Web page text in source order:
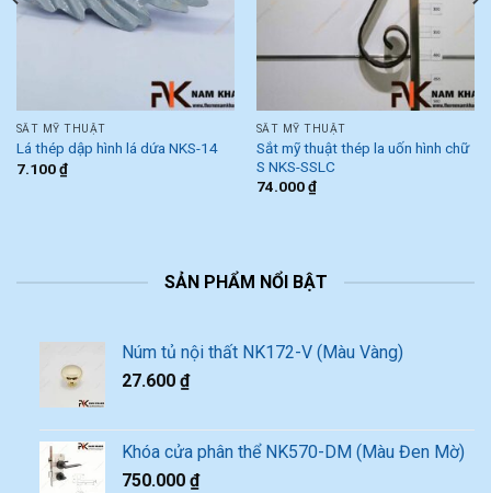
SẮT MỸ THUẬT
Lá thép dập hình lá dứa NKS-14
7.100₫
SẮT MỸ THUẬT
Sắt mỹ thuật thép la uốn hình chữ
S NKS-SSLC
74.000₫
SẢN PHẨM NỔI BẬT
Núm tủ nội thất NK172-V (Màu Vàng)
27.600 ₫
Khóa cửa phân thể NK570-DM (Màu Đen Mờ)
750.000 ₫